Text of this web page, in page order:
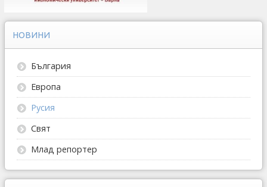
НОВИНИ
България
Европа
Русия
Свят
Млад репортер